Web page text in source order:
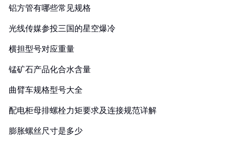
铝方管有哪些常见规格
光线传媒参投三国的星空爆冷
横担型号对应重量
锰矿石产品化合水含量
曲臂车规格型号大全
配电柜母排螺栓力矩要求及连接规范详解
膨胀螺丝尺寸是多少